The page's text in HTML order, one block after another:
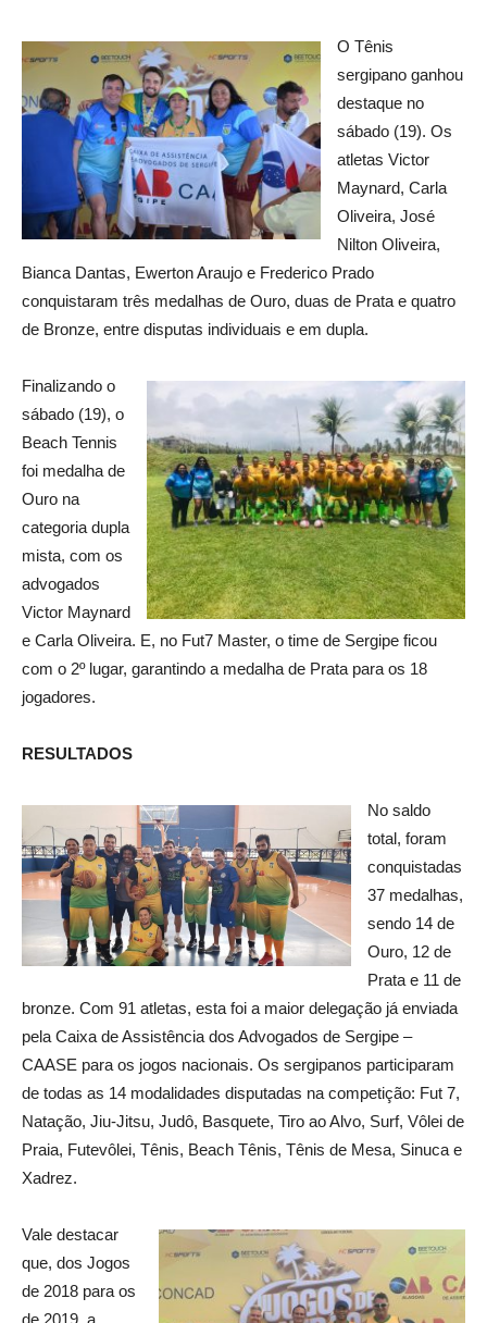
O Tênis
sergipano ganhou
destaque no
sábado (19). Os
atletas Victor
Maynard, Carla
Oliveira, José
Nilton Oliveira,
Bianca Dantas, Ewerton Araujo e Frederico Prado
conquistaram três medalhas de Ouro, duas de Prata e quatro
de Bronze, entre disputas individuais e em dupla.
Finalizando o
sábado (19), o
Beach Tennis
foi medalha de
Ouro na
categoria dupla
mista, com os
advogados
Victor Maynard
e Carla Oliveira. E, no Fut7 Master, o time de Sergipe ficou
com o 2º lugar, garantindo a medalha de Prata para os 18
jogadores.
RESULTADOS
No saldo
total, foram
conquistadas
37 medalhas,
sendo 14 de
Ouro, 12 de
Prata e 11 de
bronze. Com 91 atletas, esta foi a maior delegação já enviada
pela Caixa de Assistência dos Advogados de Sergipe –
CAASE para os jogos nacionais. Os sergipanos participaram
de todas as 14 modalidades disputadas na competição: Fut 7,
Natação, Jiu-Jitsu, Judô, Basquete, Tiro ao Alvo, Surf, Vôlei de
Praia, Futevôlei, Tênis, Beach Tênis, Tênis de Mesa, Sinuca e
Xadrez.
Vale destacar
que, dos Jogos
de 2018 para os
de 2019, a